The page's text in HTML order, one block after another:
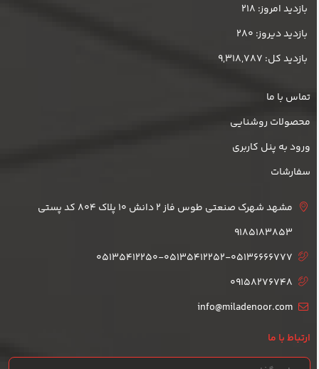
بازدید امروز: 218
بازدید دیروز: 280
بازدید کل: 9,318,787
تماس با ما
محصولات روشنایی
ورود به پنل کاربری
سفارشات
مشهد شهرک صنعتی طوس فاز 2 دانش 10 پلاک 804 کد پستی
9185183853
05135412250-05135412252-05136666777
09158276748
info@miladenoor.com
ارتباط با ما